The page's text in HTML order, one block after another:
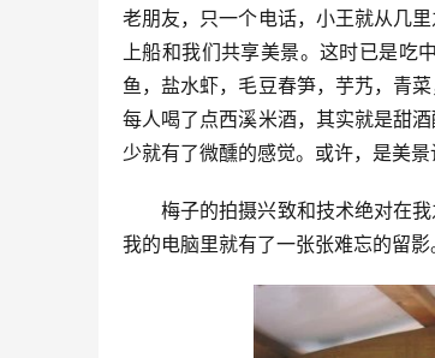
老朋友，只一个电话，小王就从几
上船和我们共享美景。这时已是吃
鱼，盐水虾，毛豆春笋，芋艿，青
每人喝了点西溪米酒，其实就是甜
少就有了微醺的感觉。或许，是美景
梅子的拍摄兴致和技术绝对在
我的电脑里就有了一张张难忘的留